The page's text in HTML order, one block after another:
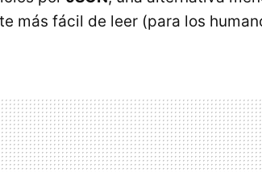
más fácil de leer (para los